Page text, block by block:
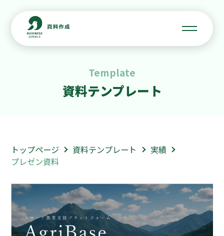
Template
資料テンプレート
トップページ 資料テンプレート
実績
プレゼン資料